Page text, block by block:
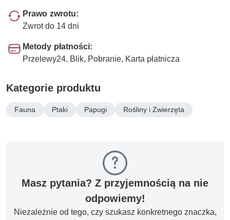
Prawo zwrotu:
Zwrot do 14 dni
Metody płatności:
Przelewy24, Blik, Pobranie, Karta płatnicza
Kategorie produktu
Fauna Ptaki Papugi Rośliny i Zwierzęta
Masz pytania? Z przyjemnością na nie
odpowiemy!
Niezależnie od tego, czy szukasz konkretnego znaczka,